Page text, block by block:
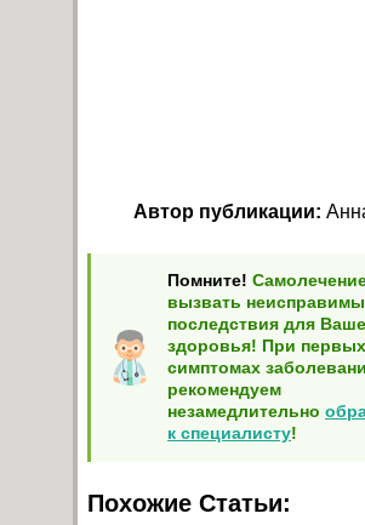
Автор публикации:
Помните!
вызвать
последствия для
здоровья! При первых
симптомах
рекомендуем
незамедлительно
к специалисту!
Похожие Статьи: